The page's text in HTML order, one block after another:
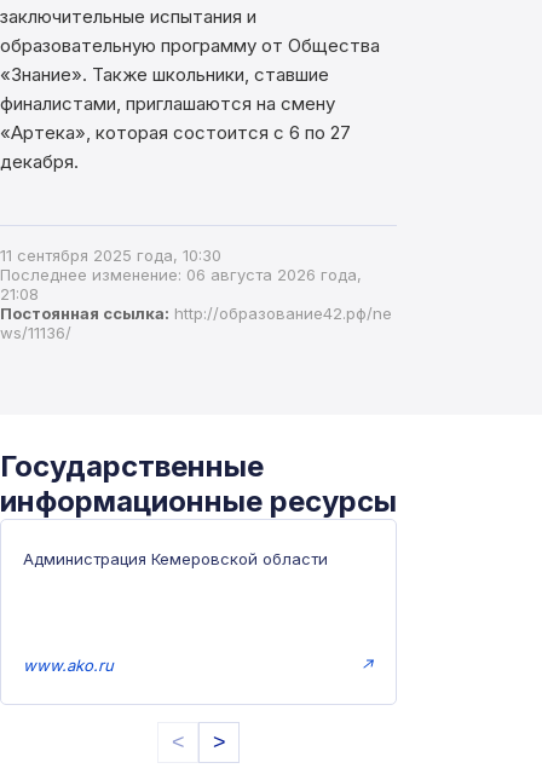
заключительные испытания и
образовательную программу от Общества
«Знание». Также школьники, ставшие
финалистами, приглашаются на смену
«Артека», которая состоится с 6 по 27
декабря.
11 сентября 2025 года, 10:30
Последнее изменение: 06 августа 2026 года,
21:08
Постоянная ссылка: http://образование42.рф/ne
ws/11136/
Государственные
информационные ресурсы
Администрация Кемеровской области
www.ako.ru ↗
< >